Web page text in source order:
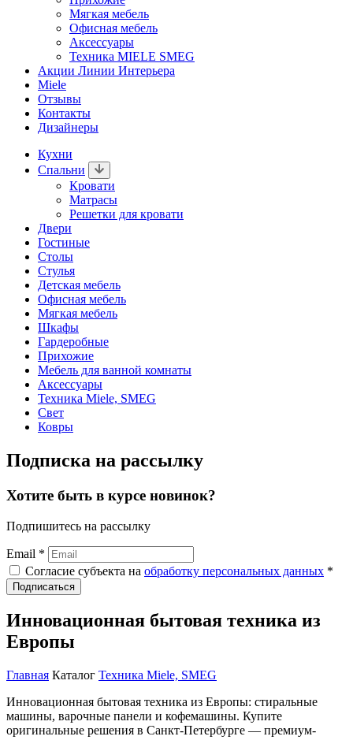
Мягкая мебель
Офисная мебель
Аксессуары
Техника MIELE SMEG
Акции Линии Интерьера
Miele
Отзывы
Контакты
Дизайнеры
Кухни
Спальни
Кровати
Матрасы
Решетки для кровати
Двери
Гостиные
Столы
Стулья
Детская мебель
Офисная мебель
Мягкая мебель
Шкафы
Гардеробные
Прихожие
Мебель для ванной комнаты
Аксессуары
Техника Miele, SMEG
Свет
Ковры
Подписка на рассылку
Хотите быть в курсе новинок?
Подпишитесь на рассылку
Email *
Согласие субъекта на обработку персональных данных *
Подписаться
Инновационная бытовая техника из
Европы
Главная Каталог Техника Miele, SMEG
Инновационная бытовая техника из Европы: стиральные
машины, варочные панели и кофемашины. Купите
оригинальные решения в Санкт-Петербурге — премиум-